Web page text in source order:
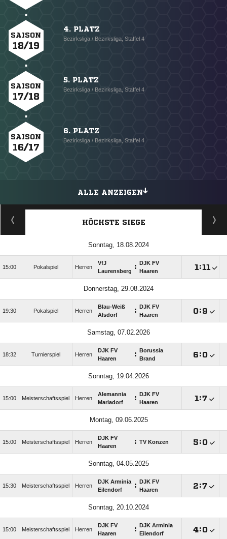
SAISON
18/19
4. PLATZ
Bezirksliga / Bezirksliga, Staffel 4
SAISON
17/18
5. PLATZ
Bezirksliga / Bezirksliga, Staffel 4
SAISON
16/17
6. PLATZ
Bezirksliga / Bezirksliga, Staffel 4
ALLE ANZEIGEN
HÖCHSTE SIEGE
Sonntag, 18.08.2024
15:00 Pokalspiel Herren
VfJ
Laurensberg :
DJK FV
Haaren
:
Donnerstag, 29.08.2024
19:30 Pokalspiel Herren
Blau-Weiß
Alsdorf
:
DJK FV
Haaren
:
Samstag, 07.02.2026
18:32 Turnierspiel Herren
DJK FV
Haaren
:
Borussia
Brand
:
Sonntag, 19.04.2026
15:00 Meisterschaftsspiel Herren
Alemannia
Mariadorf
:
DJK FV
Haaren
:
Montag, 09.06.2025
15:00 Meisterschaftsspiel Herren
DJK FV
Haaren
: TV Konzen :
Sonntag, 04.05.2025
15:30 Meisterschaftsspiel Herren
DJK Arminia
Eilendorf
:
DJK FV
Haaren
:
Sonntag, 20.10.2024
15:00 Meisterschaftsspiel Herren
DJK FV
Haaren
:
DJK Arminia
Eilendorf
: